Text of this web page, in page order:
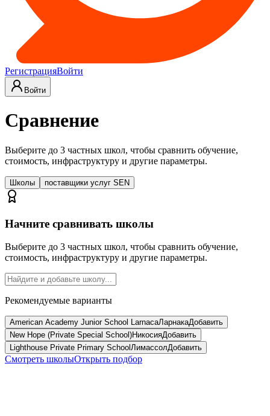
РегистрацияВойти
Войти
Сравнение
Выберите до 3 частных школ, чтобы сравнить обучение,
стоимость, инфраструктуру и другие параметры.
Школы поставщики услуг SEN
Начните сравнивать школы
Выберите до 3 частных школ, чтобы сравнить обучение,
стоимость, инфраструктуру и другие параметры.
Рекомендуемые варианты
American Academy Junior School LarnacaЛарнакаДобавить
New Hope (Private Special School)НикосияДобавить
Lighthouse Private Primary School ЛимассолДобавить
Смотреть школыОткрыть подбор